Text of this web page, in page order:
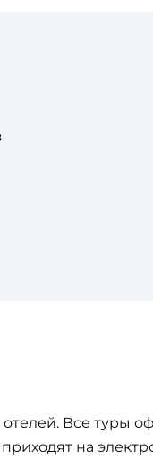
Все туры
на